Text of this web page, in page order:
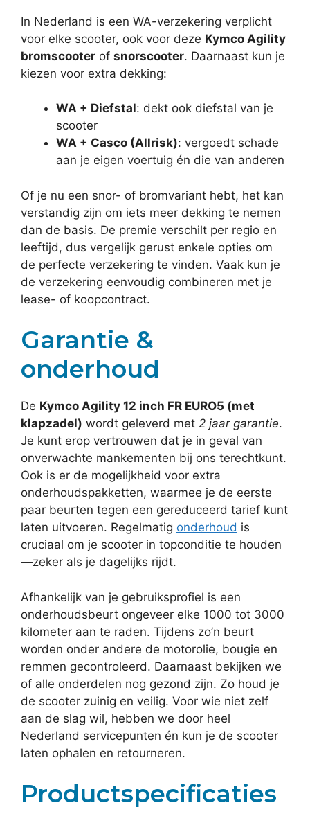
In Nederland is een WA-verzekering verplicht
voor elke scooter, ook voor deze Kymco Agility
bromscooter of snorscooter. Daarnaast kun je
kiezen voor extra dekking:
WA + Diefstal: dekt ook diefstal van je
scooter
WA + Casco (Allrisk): vergoedt schade
aan je eigen voertuig én die van anderen
Of je nu een snor- of bromvariant hebt, het kan
verstandig zijn om iets meer dekking te nemen
dan de basis. De premie verschilt per regio en
leeftijd, dus vergelijk gerust enkele opties om
de perfecte verzekering te vinden. Vaak kun je
de verzekering eenvoudig combineren met je
lease- of koopcontract.
Garantie &
onderhoud
De Kymco Agility 12 inch FR EURO5 (met
klapzadel) wordt geleverd met 2 jaar garantie.
Je kunt erop vertrouwen dat je in geval van
onverwachte mankementen bij ons terechtkunt.
Ook is er de mogelijkheid voor extra
onderhoudspakketten, waarmee je de eerste
paar beurten tegen een gereduceerd tarief kunt
laten uitvoeren. Regelmatig onderhoud is
cruciaal om je scooter in topconditie te houden
—zeker als je dagelijks rijdt.
Afhankelijk van je gebruiksprofiel is een
onderhoudsbeurt ongeveer elke 1000 tot 3000
kilometer aan te raden. Tijdens zo’n beurt
worden onder andere de motorolie, bougie en
remmen gecontroleerd. Daarnaast bekijken we
of alle onderdelen nog gezond zijn. Zo houd je
de scooter zuinig en veilig. Voor wie niet zelf
aan de slag wil, hebben we door heel
Nederland servicepunten én kun je de scooter
laten ophalen en retourneren.
Productspecificaties